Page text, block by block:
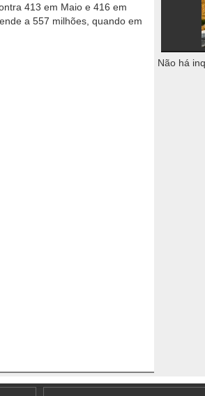
413 em Maio e 416 em
a 557 milhões, quando em
Não há